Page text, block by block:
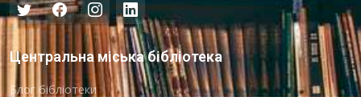
Центральна міська бібліотека
Блог бібліотеки